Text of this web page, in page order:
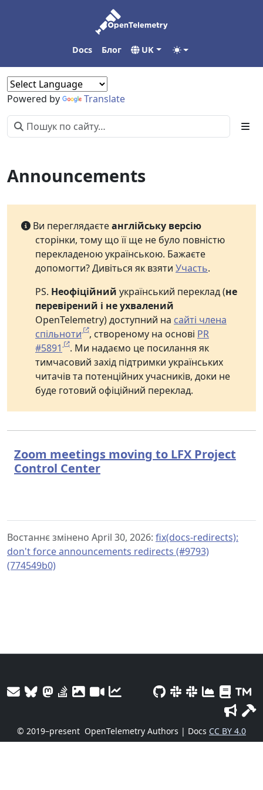
Docs Блог UK
Powered by Translate
Announcements
Ви переглядаєтеанглійську версію
сторінки, тому що її ще не було повністю
перекладеною українською. Бажаєте
допомогти? Дивіться як взяти Участь.
PS. Неофіційний український переклад (не
перевірений і не ухвалений
OpenTelemetry) доступний на сайті члена
спільноти
, створеному на основі PR
#5891
. Ми надаємо це посилання як
тимчасовий захід підтримки українських
читачів та потенційних учасників, доки не
буде готовий офіційний переклад.
Zoom meetings moving to LFX Project
Control Center
Востаннє змінено April 30, 2026: fix(docs-redirects):
don't force announcements redirects (#9793)
(774549b0)
© 2019–present OpenTelemetry Authors | Docs CC BY 4.0